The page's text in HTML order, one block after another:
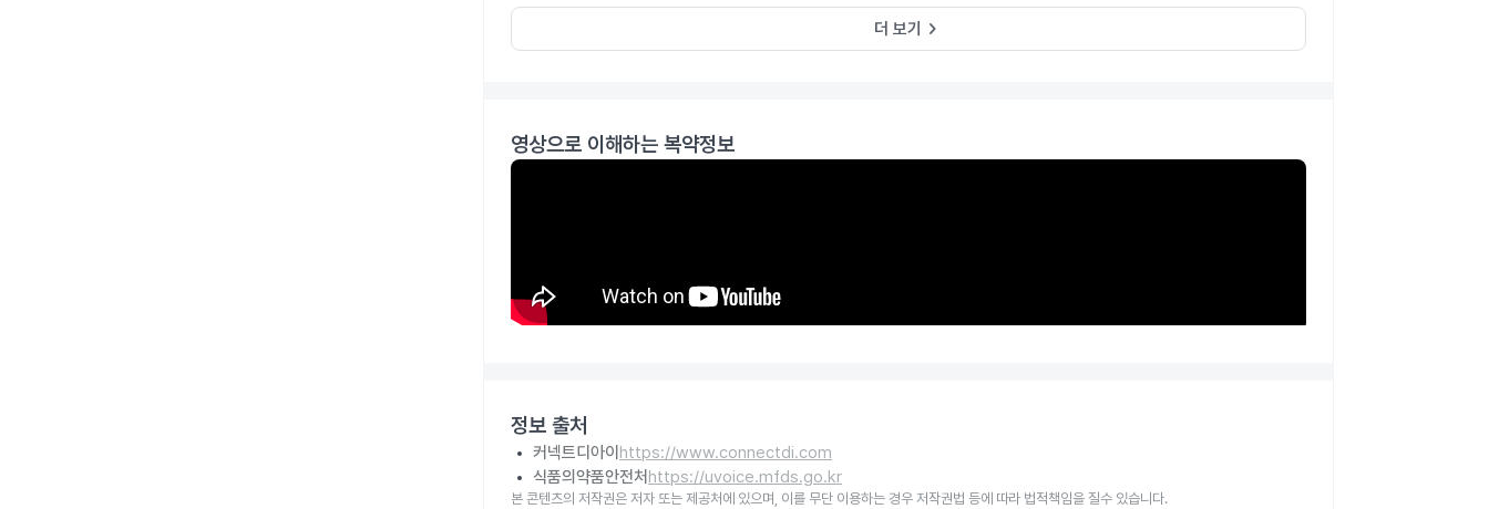
더 보기 keyboard_arrow_right
영상으로 이해하는 복약정보
정보 출처
커넥트디아이 https://www.connectdi.com
식품의약품안전처 https://uvoice.mfds.go.kr
본 콘텐츠의 저작권은 저자 또는 제공처에 있으며, 이를 무단 이용하는 경우 저작권법 등에 따라 법적책임을 질수 있습니다.